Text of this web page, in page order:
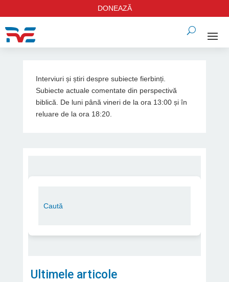
DONEAZĂ
Interviuri și știri despre subiecte fierbinți.
Subiecte actuale comentate din perspectivă
biblică. De luni până vineri de la ora 13:00 și în
reluare de la ora 18:20.
Ultimele articole